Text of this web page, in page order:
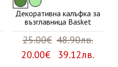
Декоративна калъфка за
възглавница Basket
25.00€ 48.90лв.
20.00€ 39.12лв.